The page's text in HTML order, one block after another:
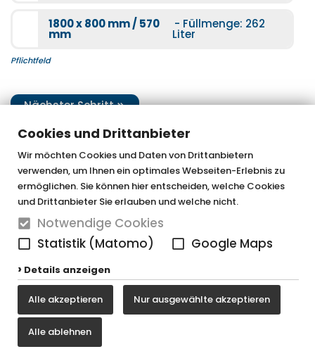
Cookies und Drittanbieter
Wir möchten Cookies und Daten von Drittanbietern
verwenden, um Ihnen ein optimales Webseiten-Erlebnis zu
ermöglichen. Sie können hier entscheiden, welche Cookies
und Drittanbieter Sie erlauben und welche nicht.
Notwendige Cookies
Statistik (Matomo)
Google Maps
Details anzeigen
Alle akzeptieren Nur ausgewählte akzeptieren
Alle ablehnen
1800 x 800 mm / 570
mm
- Füllmenge: 262
Liter
Pflichtfeld
Nächster Schritt
OTTOFOND GmbH & Co. KG
Graf-Zeppelin-Straße 42
33181 Bad Wünnenberg-Haaren
Tel. 0 29 57 / 98 77 - 0
Fax 0 29 57 / 98 77 - 90
vertrieb@ottofond.de